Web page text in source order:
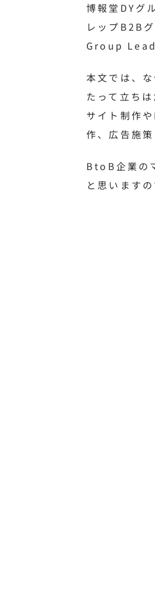
博報堂DYグ
レップB2B
Group
本文では、
たって立ち
サイト制作
作、広告施
BtoB企業の
と思います